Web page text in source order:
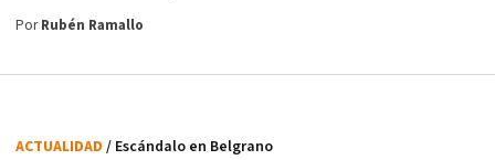
PorRubén Ramallo
ACTUALIDAD / Escándalo en Belgrano